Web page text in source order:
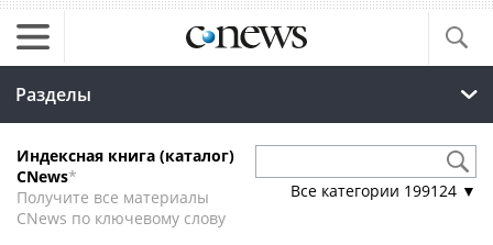
Разделы
Индексная книга (каталог)
CNews*
Получите все материалы
CNews по ключевому слову
Все категории 199124 ▼